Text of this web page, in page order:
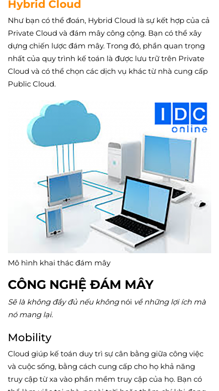
Hybrid Cloud
Như bạn có thể đoán, Hybrid Cloud là sự kết hợp của cả
Private Cloud và đám mây công cộng. Bạn có thể xây
dựng chiến lược đám mây. Trong đó, phần quan trọng
nhất của quy trình kế toán là được lưu trữ trên Private
Cloud và có thể chọn các dịch vụ khác từ nhà cung cấp
Public Cloud.
Mô hình khai thác đám mây
CÔNG NGHỆ ĐÁM MÂY
Sẽ là không đầy đủ nếu không nói về những lợi ích mà
nó mang lại.
Mobility
Cloud giúp kế toán duy trì sự cân bằng giữa công việc
và cuộc sống, bằng cách cung cấp cho họ khả năng
truy cập từ xa vào phần mềm truy cập của họ. Bạn có